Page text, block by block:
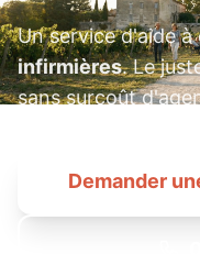
Un service d'aide
infirmières. Le
sans surcoût
Demander